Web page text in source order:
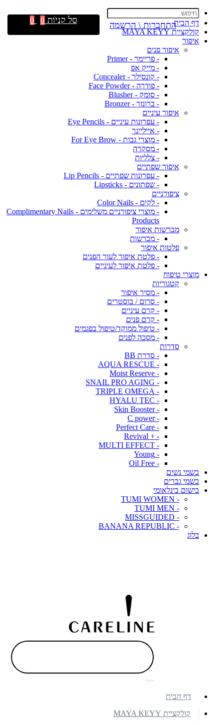
דף הבית
קולקציית MAYA KEYY
איפור
איפור פנים
- פריימר - Primer
- מייק אפ
- קונסילר - Concealer
- פודרה - Face Powder
- סומק - Blusher
- ברונזר - Bronzer
איפור עיניים
- עפרונות עיניים - Eye Pencils
- אייליינר
- מוצרי גבות - For Eye Brow
- מסקרה
- צלליות
איפור שפתיים
- עפרונות שפתיים - Lip Pencils
- שפתונים - Lipsticks
ציפורניים
- לקים - Color Nails
- מוצרי ציפורניים משלימים - Complimentary Nails
Products
מברשות איפור
- מברשות
פלטות איפור
- פלטת איפור לעור הפנים
- פלטת איפור לעיניים
מוצרי טיפוח
קטגוריות
- מסיר איפור
- סרום / בוסטרים
- קרם עיניים
- קרם פנים
- טיפול ממוקד/טיפול בפגמים
- מסכה לפנים
סדרות
- סדרת BB
- AQUA RESCUE
- Moist Reserve
- SNAIL PRO AGING
- TRIPLE OMEGA
- HYALU TEC
- Skin Booster
- C power
- Perfect Care
- + Revival
- MULTI EFFECT
- Young
- Oil Free
בשמי נשים
בשמי גברים
בישום בינלאומי
- TUMI WOMEN
- TUMI MEN
- MISSGUIDED
- BANANA REPUBLIC
בלוג
התחברות \ הרשמה סל קניות 0
0
דף הבית
קולקציית MAYA KEYY